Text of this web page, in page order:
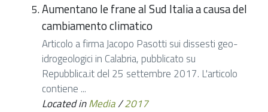
Aumentano le frane al Sud Italia a causa del
cambiamento climatico
Articolo a firma Jacopo Pasotti sui dissesti geo-
idrogeologici in Calabria, pubblicato su
Repubblica.it del 25 settembre 2017. L'articolo
contiene ...
Located inMedia/2017